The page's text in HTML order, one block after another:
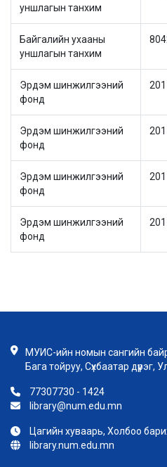
уншлагын танхим
Байгалийн ухааны
уншлагын танхим
Эрдэм шинжилгээний
фонд
Эрдэм шинжилгээний
фонд
Эрдэм шинжилгээний
фонд
Эрдэм шинжилгээний
фонд
МУИС-ийн номын сангийн
Бага тойруу, Сүхбаатар дүүрэг,
77307730 - 1424
library@num.edu.mn
Цагийн хуваарь, Холбоо
library.num.edu.mn